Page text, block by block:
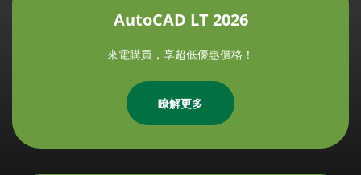
AutoCAD LT 2026
來電購買，享超低優惠價格！
瞭解更多